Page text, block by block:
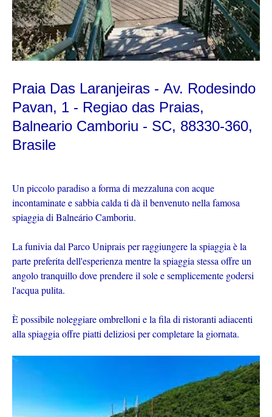
Praia Das Laranjeiras - Av. Rodesindo
Pavan, 1 - Regiao das Praias,
Balneario Camboriu - SC, 88330-360,
Brasile
Un piccolo paradiso a forma di mezzaluna con acque
incontaminate e sabbia calda ti dà il benvenuto nella famosa
spiaggia di Balneário Camboriu.
La funivia dal Parco Uniprais per raggiungere la spiaggia è la
parte preferita dell'esperienza mentre la spiaggia stessa offre un
angolo tranquillo dove prendere il sole e semplicemente godersi
l'acqua pulita.
È possibile noleggiare ombrelloni e la fila di ristoranti adiacenti
alla spiaggia offre piatti deliziosi per completare la giornata.